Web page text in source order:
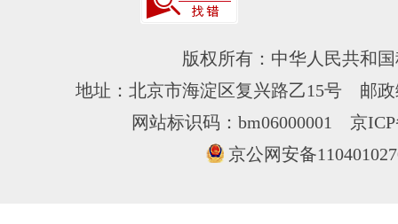
版权所有：中华人民共和
地址：北京市海淀区复兴路乙15号 邮
网站标识码：bm06000001 京
京公网安备